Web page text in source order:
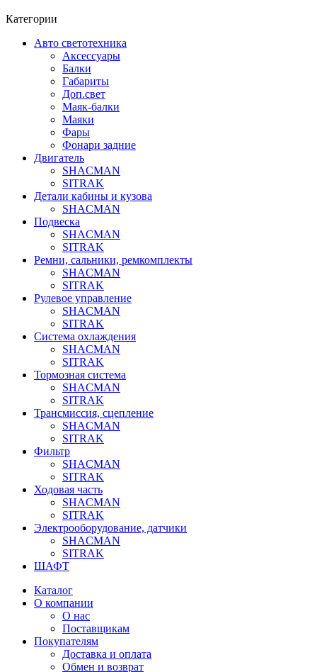
Категории
Авто светотехника
Аксессуары
Балки
Габариты
Доп.свет
Маяк-балки
Маяки
Фары
Фонари задние
Двигатель
SHACMAN
SITRAK
Детали кабины и кузова
SHACMAN
Подвеска
SHACMAN
SITRAK
Ремни, сальники, ремкомплекты
SHACMAN
SITRAK
Рулевое управление
SHACMAN
SITRAK
Система охлаждения
SHACMAN
SITRAK
Тормозная система
SHACMAN
SITRAK
Трансмиссия, сцепление
SHACMAN
SITRAK
Фильтр
SHACMAN
SITRAK
Ходовая часть
SHACMAN
SITRAK
Электрооборудование, датчики
SHACMAN
SITRAK
ШАФТ
Каталог
О компании
О нас
Поставщикам
Покупателям
Доставка и оплата
Обмен и возврат